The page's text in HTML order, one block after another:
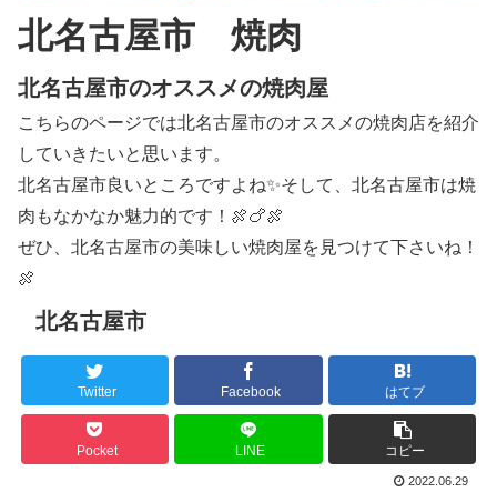
北名古屋市 焼肉
北名古屋市のオススメの焼肉屋
こちらのページでは北名古屋市のオススメの焼肉店を紹介
していきたいと思います。
北名古屋市良いところですよね✨そして、北名古屋市は焼
肉もなかなか魅力的です！🍖🍗🍖
ぜひ、北名古屋市の美味しい焼肉屋を見つけて下さいね！
🍖
北名古屋市
Twitter Facebook はてブ
Pocket LINE コピー
2022.06.29